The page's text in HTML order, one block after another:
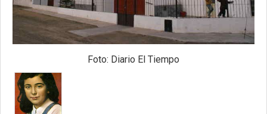
Foto: Diario El Tiempo